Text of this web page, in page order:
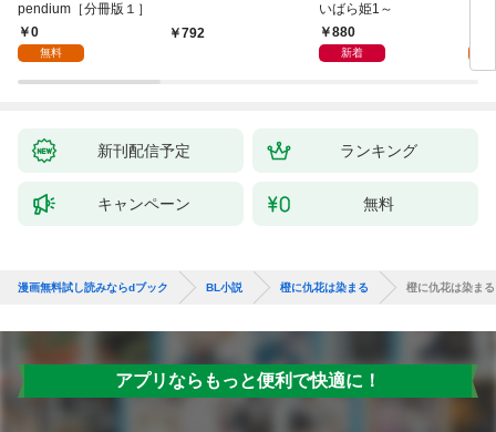
pendium［分冊版１］
0
無料
792
いばら姫1～
880
新着
新刊配信予定 ランキング
キャンペーン 無料
漫画無料試し読みならdブック BL小説 橙に仇花は染まる 橙に仇花は染まる
アプリならもっと便利で快適に！